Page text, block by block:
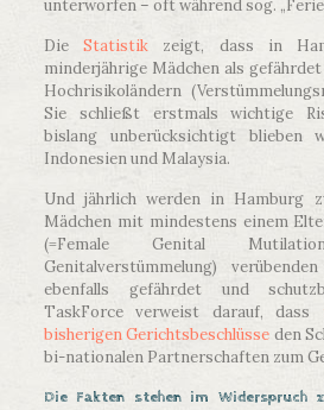
unterworfen – oft während sog.
DieStatistik zeigt, dass in
minderjährige Mädchen als
Hochrisikoländern
Sie schließt erstmals wichtige
bislang unberücksichtigt blieben
Indonesien und Malaysia.
Und jährlich werden in Hamburg
Mädchen mit mindestens einem
(=Female Genital
Genitalverstümmelung)
ebenfalls gefährdet und
TaskForce verweist darauf, dass
bisherigen Gerichtsbeschlüsse den
bi-nationalen Partnerschaften zum
Die Fakten stehen im Widerspruch